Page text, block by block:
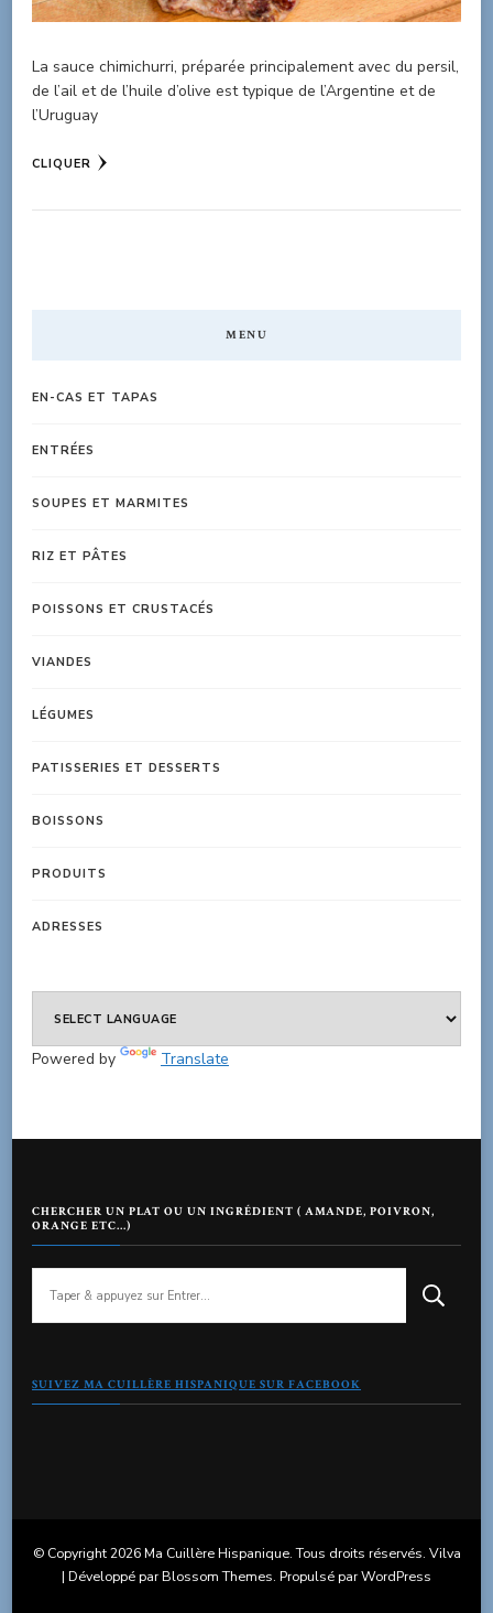
La sauce chimichurri, préparée principalement avec du persil,
de l’ail et de l’huile d’olive est typique de l’Argentine et de
l’Uruguay
CLIQUER
MENU
EN-CAS ET TAPAS
ENTRÉES
SOUPES ET MARMITES
RIZ ET PÂTES
POISSONS ET CRUSTACÉS
VIANDES
LÉGUMES
PATISSERIES ET DESSERTS
BOISSONS
PRODUITS
ADRESSES
Powered by Translate
CHERCHER UN PLAT OU UN INGRÉDIENT ( AMANDE, POIVRON,
ORANGE ETC…)
recherchiez
?
SUIVEZ MA CUILLÈRE HISPANIQUE SUR FACEBOOK
© Copyright 2026Ma Cuillère Hispanique. Tous droits réservés. Vilva
| Développé parBlossom Themes. Propulsé parWordPress